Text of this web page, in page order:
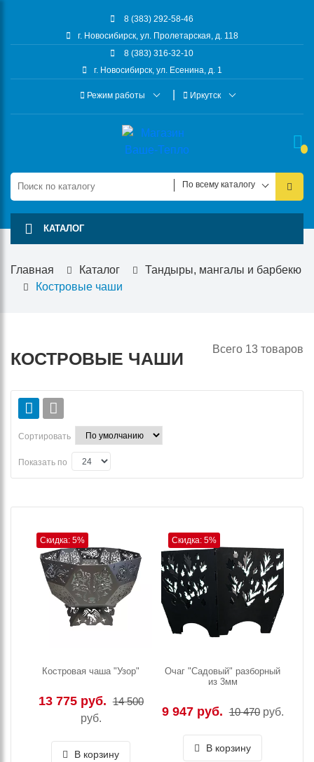
8 (383) 292-58-46
г. Новосибирск, ул. Пролетарская, д. 118
8 (383) 316-32-10
г. Новосибирск, ул. Есенина, д. 1
Режим работы Иркутск
По всему каталогу
КАТАЛОГ
Главная Каталог
Тандыры, мангалы и барбекю
Костровые чаши
КОСТРОВЫЕ ЧАШИ Всего 13 товаров
Сортировать
Показать по
Скидка: 5%
Костровая чаша "Узор"
13 775 руб. 14 500
руб.
В корзину
Скидка: 5%
Очаг "Садовый" разборный
из 3мм
9 947 руб. 10 470 руб.
В корзину